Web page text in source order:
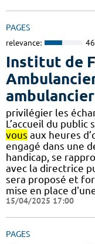
PAGES
relevance:
Institut de
privilégier les
L’accueil du public
vous aux heures
engagé dans une
handicap, se
avec la directrice
sera proposé et
mise en place
15/04/2025 17:00
PAGES